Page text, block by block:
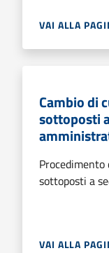
VAI ALLA
Cambio di
sottoposti
sottoposti a
VAI ALLA